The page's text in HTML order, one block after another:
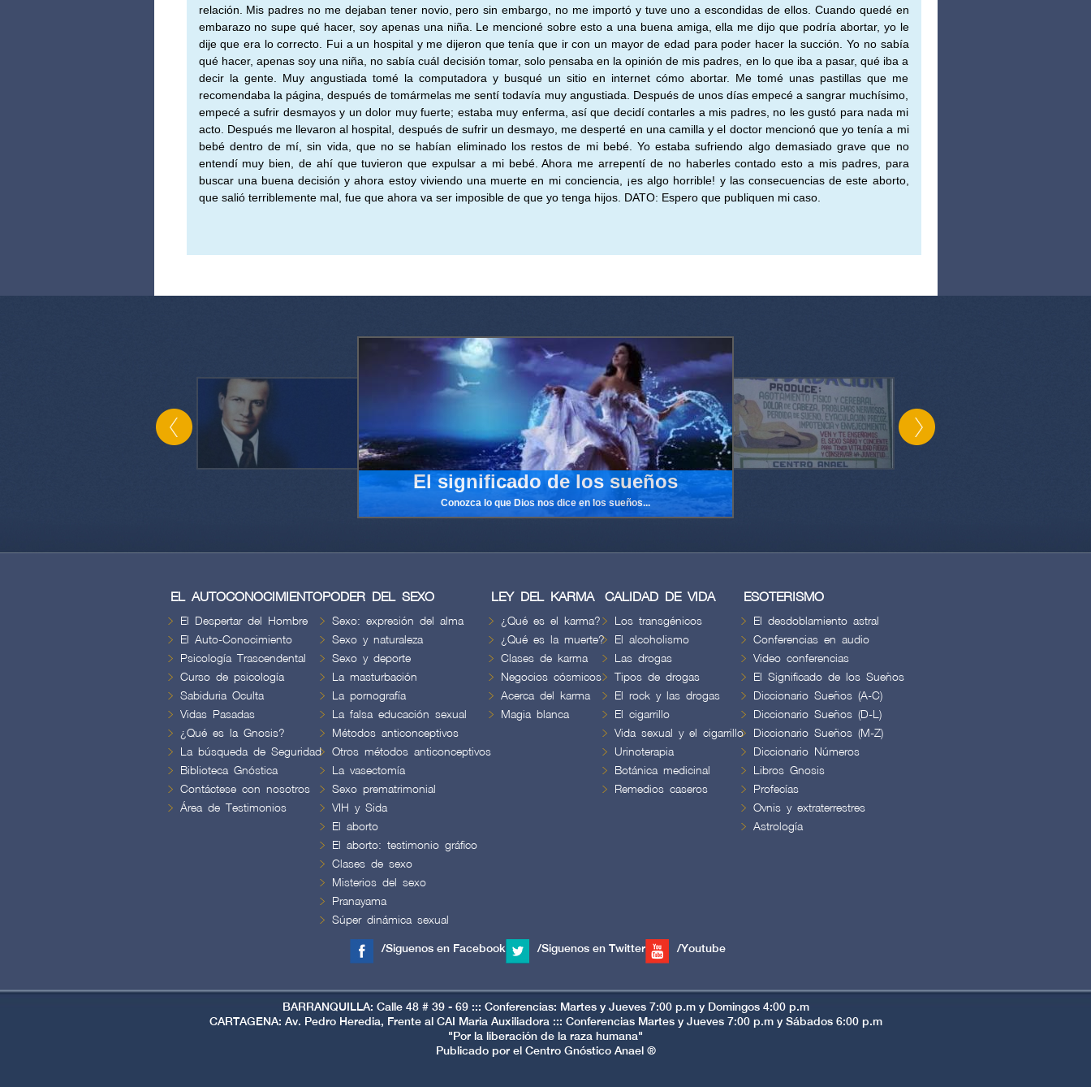
relación. Mis padres no me dejaban tener novio, pero sin embargo, no me importó y tuve uno a escondidas de ellos. Cuando quedé en
embarazo no supe qué hacer, soy apenas una niña. Le mencioné sobre esto a una buena amiga, ella me dijo que podría abortar, yo le
dije que era lo correcto. Fui a un hospital y me dijeron que tenía que ir con un mayor de edad para poder hacer la succión. Yo no sabía
qué hacer, apenas soy una niña, no sabía cuál decisión tomar, solo pensaba en la opinión de mis padres, en lo que iba a pasar, qué iba a
decir la gente. Muy angustiada tomé la computadora y busqué un sitio en internet cómo abortar. Me tomé unas pastillas que me
recomendaba la página, después de tomármelas me sentí todavía muy angustiada. Después de unos días empecé a sangrar muchísimo,
empecé a sufrir desmayos y un dolor muy fuerte; estaba muy enferma, así que decidí contarles a mis padres, no les gustó para nada mi
acto. Después me llevaron al hospital, después de sufrir un desmayo, me desperté en una camilla y el doctor mencionó que yo tenía a mi
bebé dentro de mí, sin vida, que no se habían eliminado los restos de mi bebé. Yo estaba sufriendo algo demasiado grave que no
entendí muy bien, de ahí que tuvieron que expulsar a mi bebé. Ahora me arrepentí de no haberles contado esto a mis padres, para
buscar una buena decisión y ahora estoy viviendo una muerte en mi conciencia, ¡es algo horrible! y las consecuencias de este aborto,
que salió terriblemente mal, fue que ahora va ser imposible de que yo tenga hijos. DATO: Espero que publiquen mi caso.
EL AUTOCONOCIMIENTO
El Despertar del Hombre
El Auto-Conocimiento
Psicología Trascendental
Curso de psicología
Sabiduria Oculta
Vidas Pasadas
¿Qué es la Gnosis?
La búsqueda de Seguridad
Biblioteca Gnóstica
Contáctese con nosotros
Área de Testimonios
PODER DEL SEXO
Sexo: expresión del alma
Sexo y naturaleza
Sexo y deporte
La masturbación
La pornografía
La falsa educación sexual
Métodos anticonceptivos
Otros métodos anticonceptivos
La vasectomía
Sexo prematrimonial
VIH y Sida
El aborto
El aborto: testimonio gráfico
Clases de sexo
Misterios del sexo
Pranayama
Súper dinámica sexual
LEY DEL KARMA
¿Qué es el karma?
¿Qué es la muerte?
Clases de karma
Negocios cósmicos
Acerca del karma
Magia blanca
CALIDAD DE VIDA
Los transgénicos
El alcoholismo
Las drogas
Tipos de drogas
El rock y las drogas
El cigarrillo
Vida sexual y el cigarrillo
Urinoterapia
Botánica medicinal
Remedios caseros
ESOTERISMO
El desdoblamiento astral
Conferencias en audio
Video conferencias
El Significado de los Sueños
Diccionario Sueños (A-C)
Diccionario Sueños (D-L)
Diccionario Sueños (M-Z)
Diccionario Números
Libros Gnosis
Profecías
Ovnis y extraterrestres
Astrología
/Siguenos en Facebook /Siguenos en Twitter /Youtube
BARRANQUILLA: Calle 48 # 39 - 69 ::: Conferencias: Martes y Jueves 7:00 p.m y Domingos 4:00 p.m
CARTAGENA: Av. Pedro Heredia, Frente al CAI Maria Auxiliadora ::: Conferencias Martes y Jueves 7:00 p.m y Sábados 6:00 p.m
"Por la liberación de la raza humana"
Publicado por el Centro Gnóstico Anael ®